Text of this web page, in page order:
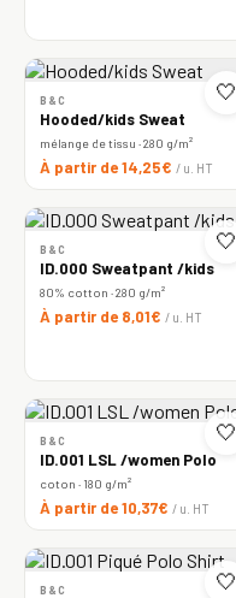
🤍
B&C
Hooded/kids Sweat
mélange de tissu · 280 g/m²
À partir de 14,25€ / u. HT
🤍
B&C
ID.000 Sweatpant /kids
80% cotton · 280 g/m²
À partir de 8,01€ / u. HT
🤍
B&C
ID.001 LSL /women Polo
coton · 180 g/m²
À partir de 10,37€ / u. HT
🤍
B&C